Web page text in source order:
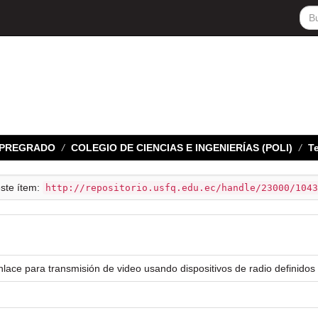
COLEGIO DE CIENCIAS E INGENIERÍAS (POLI)
ítem: http://repositorio.usfq.edu.ec/handle/23000/
para transmisión de video usando dispositivos de radio